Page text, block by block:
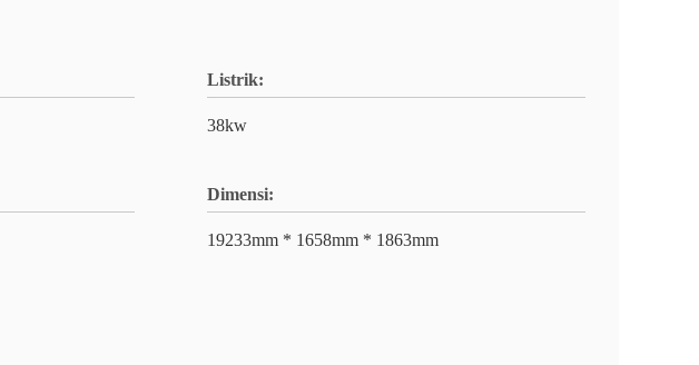
Listrik:
38kw
Dimensi:
19233mm * 1658mm * 1863mm